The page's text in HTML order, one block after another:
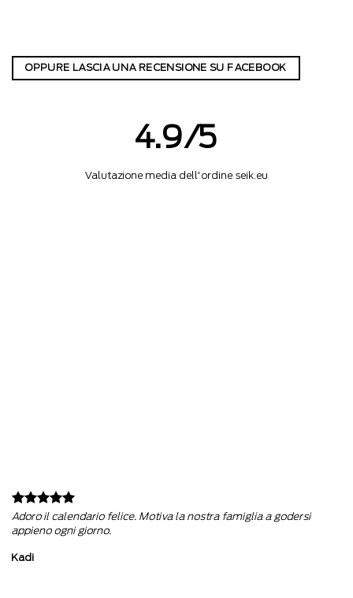
OPPURE LASCIA UNA RECENSIONE SU FACEBOOK
4.9/5
Valutazione media dell'ordine seik.eu
Adoro il calendario felice. Motiva la nostra famiglia a godersi
appieno ogni giorno.
Kadi